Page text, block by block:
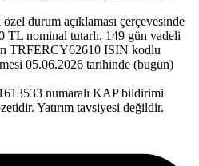
durum açıklaması çerçevesinde
TL nominal tutarlı, 149 gün vadeli
TRFERCY62610 ISIN kodlu
05.06.2026 tarihinde (bugün)
numaralı KAP bildirimi
Yatırım tavsiyesi değildir.